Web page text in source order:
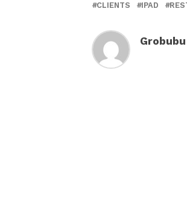
CLIENTS IPAD
Grobubu